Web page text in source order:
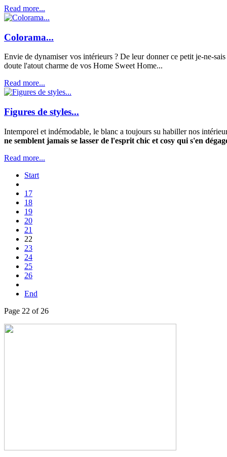
Read more...
Colorama...
Envie de dynamiser vos intérieurs ? De leur donner ce petit je-ne-
doute l'atout charme de vos Home Sweet Home...
Read more...
Figures de styles...
Intemporel et indémodable, le blanc a toujours su habiller nos
ne semblent jamais se lasser de l'esprit chic et cosy qui s'en
Read more...
Start
17
18
19
20
21
22
23
24
25
26
End
Page 22 of 26